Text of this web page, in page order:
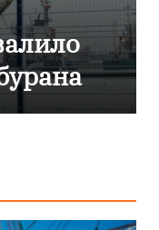
сообщения